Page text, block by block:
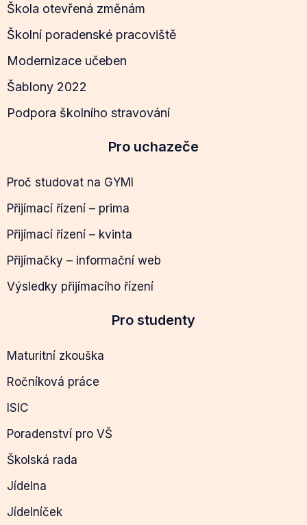
Škola otevřená změnám
Školní poradenské pracoviště
Modernizace učeben
Šablony 2022
Podpora školního stravování
Pro uchazeče
Proč studovat na GYMI
Přijímací řízení – prima
Přijímací řízení – kvinta
Přijímačky – informační web
Výsledky přijímacího řízení
Pro studenty
Maturitní zkouška
Ročníková práce
ISIC
Poradenství pro VŠ
Školská rada
Jídelna
Jídelníček